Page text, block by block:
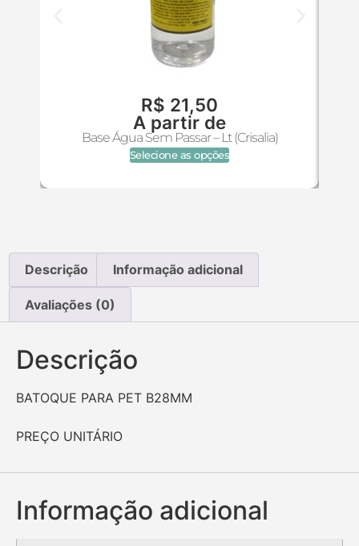
A partir de
R$ 21,50
Base Água Sem Passar – Lt (Crisalia)
Selecione as opções
Descrição Informação adicional
Avaliações (0)
Descrição
BATOQUE PARA PET B28MM
PREÇO UNITÁRIO
Informação adicional